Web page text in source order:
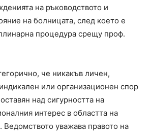
на ръководството и
на болницата, след което е
процедура срещу проф.
че никакъв личен,
или организационен спор
над сигурността на
интерес в областта на
Ведомството уважава правото на